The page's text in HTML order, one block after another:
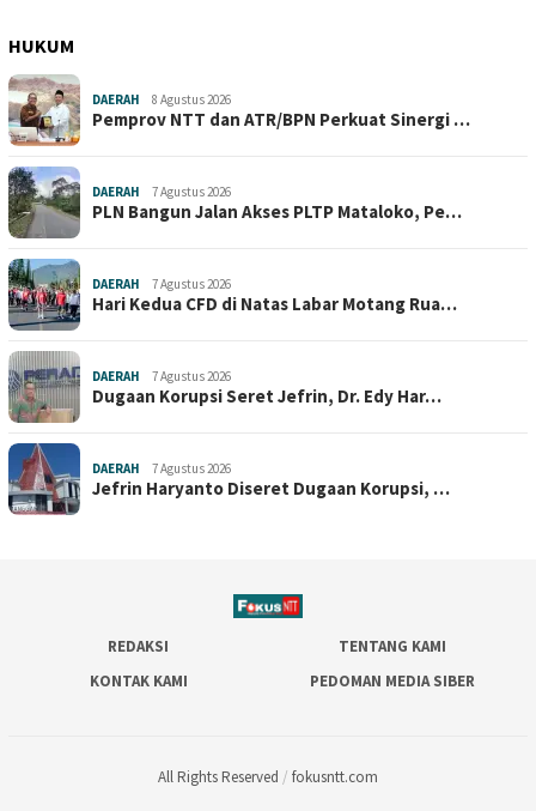
HUKUM
DAERAH 8 Agustus 2026
Pemprov NTT dan ATR/BPN Perkuat Sinergi …
DAERAH 7 Agustus 2026
PLN Bangun Jalan Akses PLTP Mataloko, Pe…
DAERAH 7 Agustus 2026
Hari Kedua CFD di Natas Labar Motang Rua…
DAERAH 7 Agustus 2026
Dugaan Korupsi Seret Jefrin, Dr. Edy Har…
DAERAH 7 Agustus 2026
Jefrin Haryanto Diseret Dugaan Korupsi, …
REDAKSI
TENTANG KAMI
KONTAK KAMI
PEDOMAN MEDIA SIBER
All Rights Reserved / fokusntt.com